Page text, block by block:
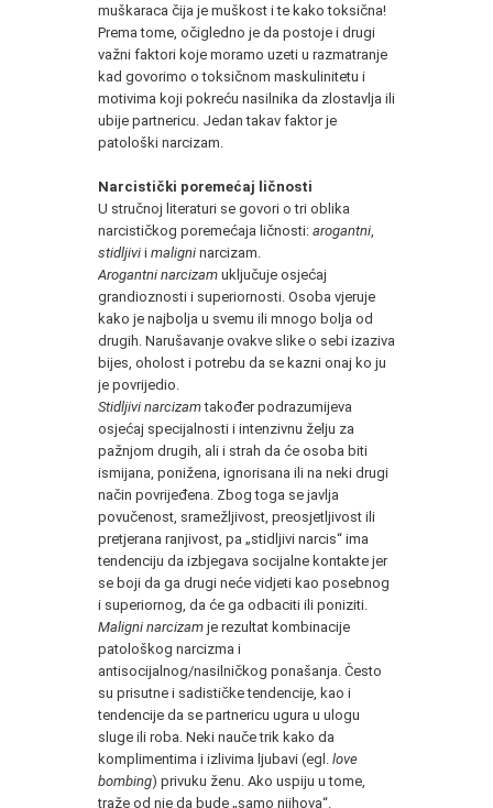
muškaraca čija je muškost i te kako toksična!
Prema tome, očigledno je da postoje i drugi
važni faktori koje moramo uzeti u razmatranje
kad govorimo o toksičnom maskulinitetu i
motivima koji pokreću nasilnika da zlostavlja ili
ubije partnericu. Jedan takav faktor je
patološki narcizam.
Narcistički poremećaj ličnosti
U stručnoj literaturi se govori o tri oblika
narcističkog poremećaja ličnosti: arogantni
stidljivi i maligni narcizam.
Arogantni narcizam uključuje osjećaj
grandioznosti i superiornosti. Osoba vjeruje
kako je najbolja u svemu ili mnogo bolja od
drugih. Narušavanje ovakve slike o sebi izaziva
bijes, oholost i potrebu da se kazni onaj ko ju
je povrijedio.
Stidljivi narcizamtakođer podrazumijeva
osjećaj specijalnosti i intenzivnu želju za
pažnjom drugih, ali i strah da će osoba biti
ismijana, ponižena, ignorisana ili na neki drugi
način povrijeđena. Zbog toga se javlja
povučenost, sramežljivost, preosjetljivost ili
pretjerana ranjivost, pa „stidljivi narcis“ ima
tendenciju da izbjegava socijalne kontakte jer
se boji da ga drugi neće vidjeti kao posebnog
i superiornog, da će ga odbaciti ili poniziti.
Maligni narcizam je rezultat kombinacije
patološkog narcizma i
antisocijalnog/nasilničkog ponašanja. Često
su prisutne i sadističke tendencije, kao i
tendencije da se partnericu ugura u ulogu
sluge ili roba. Neki nauče trik kako da
komplimentima i izlivima ljubavi (egl. love
bombing) privuku ženu. Ako uspiju u tome,
traže od nje da bude „samo njihova“.